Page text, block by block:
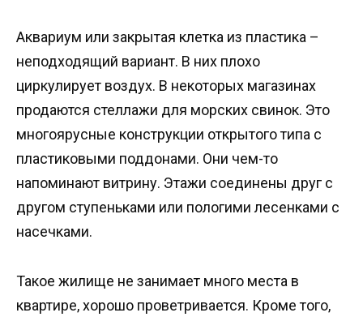
Аквариум или закрытая клетка из пластика –
неподходящий вариант. В них плохо
циркулирует воздух. В некоторых магазинах
продаются стеллажи для морских свинок. Это
многоярусные конструкции открытого типа с
пластиковыми поддонами. Они чем-то
напоминают витрину. Этажи соединены друг с
другом ступеньками или пологими лесенками с
насечками.
Такое жилище не занимает много места в
квартире, хорошо проветривается. Кроме того,